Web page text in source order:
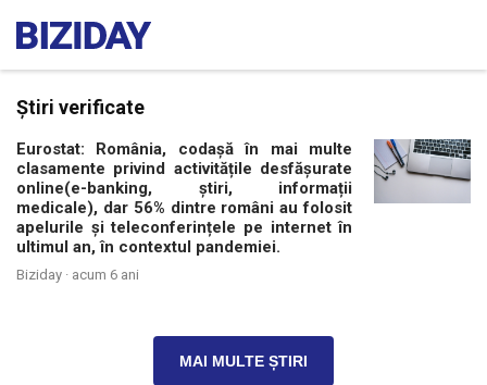
Știri verificate
Eurostat: România, codașă în mai multe
clasamente privind activitățile desfășurate
online(e-banking, știri, informații
medicale), dar 56% dintre români au folosit
apelurile și teleconferințele pe internet în
ultimul an, în contextul pandemiei.
Biziday · acum 6 ani
MAI MULTE ȘTIRI